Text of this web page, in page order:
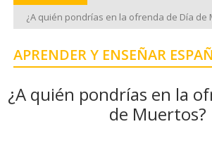
¿A quién pondrías en la ofrenda de Día de
APRENDER Y ENSEÑAR
¿A quién pondrías en la
de Muertos?